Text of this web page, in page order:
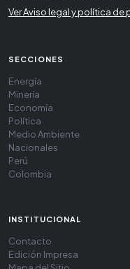
Ver Aviso legal y política de
SECCIONES
Energía
Minería
Economía
Política
Medio Ambiente
Nacionales
Perú
Colombia
INSTITUCIONAL
Contacto
Edición Impresa